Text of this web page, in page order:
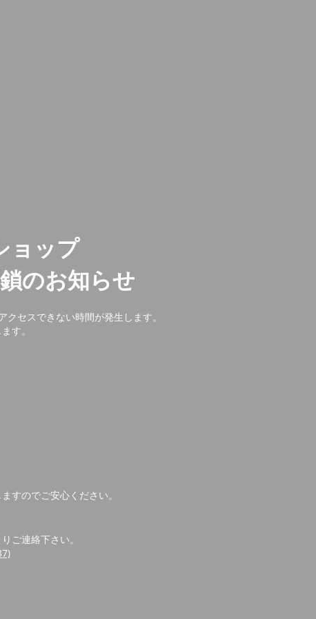
ョップ
のお知らせ
セスできない時間が発生します。
す。
すのでご安心ください。
ご連絡下さい。